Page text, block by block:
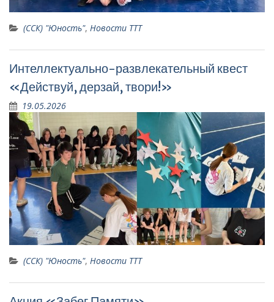
(ССК) "Юность", Новости ТТТ
Интеллектуально-развлекательный квест
«Действуй, дерзай, твори!»
19.05.2026
(ССК) "Юность", Новости ТТТ